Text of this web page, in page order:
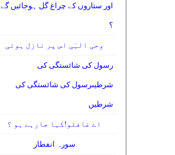
اور ستاروں کے چراغ گل ہوجائیں گے
؟
وحی الہٰی اس پر نازل ہوئی
رسول کی شائستگی کی
شرطیںرسول کی شائستگی کی
شرطیں
اے غافلو!کہا جارہے ہو ؟
سورہ انفطار